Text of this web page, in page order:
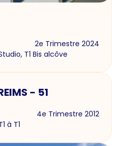
2e Trimestre 2024
T1 Bis alcôve
- 51
4e Trimestre 2012
à T1